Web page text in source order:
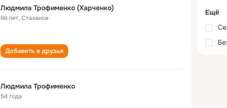
Людмила Трофименко (Харченко)
66 лет,Стаханов
Добавить в друзья
Людмила Трофименко
54 года
Ещё